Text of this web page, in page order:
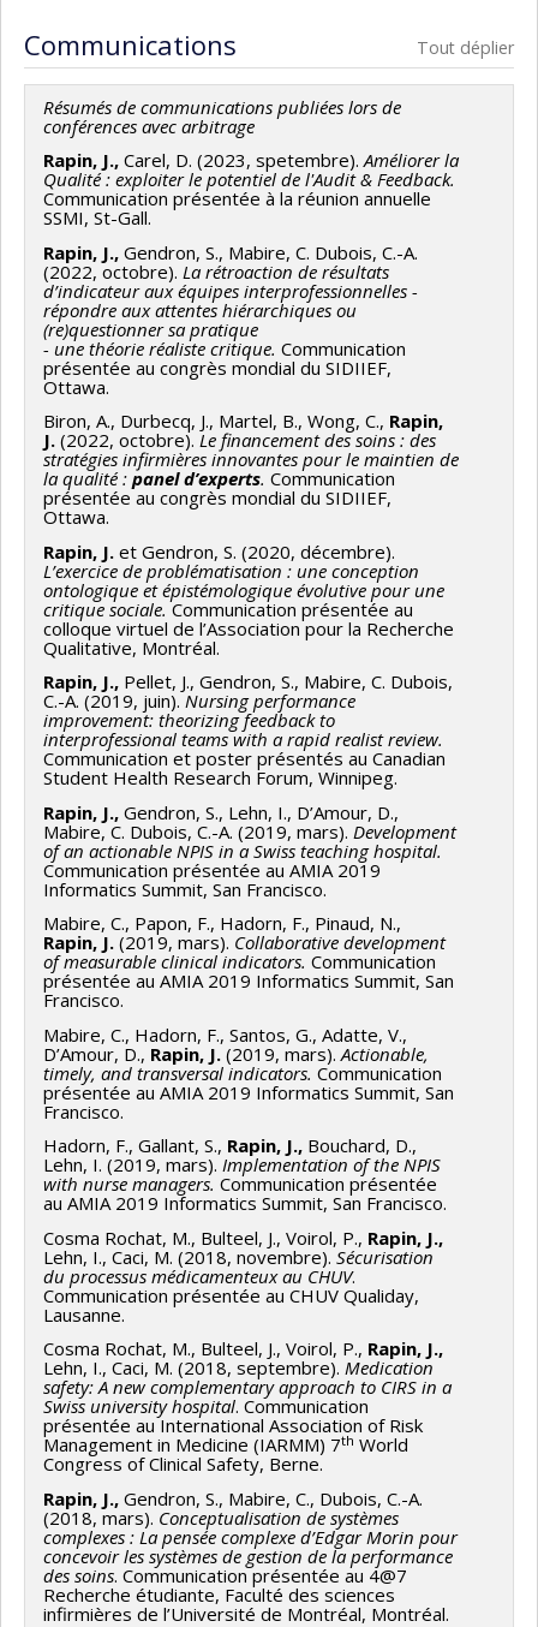
Infirmiers historique et enjeux
une perspective réaliste critique.Colloque du DESS,
Unisanté Lausanne.
Rapin, J.
(2020, novembre).Des Systèmes de Gestion de
la Performance des Soins Infirmiers (SGPSI) pour
améliorer la qualité des soins infirmiers et la sécurité des
patients. Cours SOI 6900, Université de Montréal.
Rapin, J.(2020, novembre).Le réalisme critique.
SOI 7000, Université de Montréal.
Rapin, J.(2020, octobre).Les revues réalistes.
SOI 7003, Université de Montréal.
Rapin, J. (2020, juin). Développement et interprétation
des indicateurs de qualité des soins. IUFRS, Université
de Lausanne.
Rapin, J. (2019, novembre).Le réalisme critique.
SOI 7000, Université de Montréal.
Rapin, J.(2018, novembre).Des Systèmes de Gestion de
la Performance des Soins Infirmiers (SGPSI) pour
améliorer la qualité des soins infirmiers et la sécurité des
patients. Cours SOI 6900, Université de Montréal.
R
Communications Tout déplier
Résumés de communications publiées lors de
conférences avec arbitrage
Rapin, J., Carel, D. (2023, spetembre).Améliorer la
Qualité : exploiter le potentiel de l'Audit & Feedback.
Communication présentée à la réunion annuelle
SSMI, St-Gall.
Rapin, J., Gendron, S., Mabire, C. Dubois, C.-A.
(2022, octobre). La rétroaction de résultats
d’indicateur aux équipes interprofessionnelles -
répondre aux attentes hiérarchiques ou
(re)questionner sa pratique
- une théorie réaliste critique. Communication
présentée au congrès mondial du SIDIIEF,
Ottawa.
Biron, A., Durbecq, J., Martel, B., Wong, C., Rapin,
J. (2022, octobre). Le financement des soins : des
stratégies infirmières innovantes pour le maintien de
la qualité : panel d’experts. Communication
présentée au congrès mondial du SIDIIEF,
Ottawa.
Rapin, J. et Gendron, S. (2020, décembre).
L’exercice de problématisation : une conception
ontologique et épistémologique évolutive pour une
critique sociale.Communication présentée au
colloque virtuel de l’Association pour la Recherche
Qualitative, Montréal.
Rapin, J., Pellet, J., Gendron, S., Mabire, C. Dubois,
C.-A. (2019, juin). Nursing performance
improvement: theorizing feedback to
interprofessional teams with a rapid realist review.
Communication et poster présentés au Canadian
Student Health Research Forum, Winnipeg.
Rapin, J., Gendron, S., Lehn, I., D’Amour, D.,
Mabire, C. Dubois, C.-A. (2019, mars). Development
of an actionable NPIS in a Swiss teaching hospital.
Communication présentée au AMIA 2019
Informatics Summit, San Francisco.
Mabire, C., Papon, F., Hadorn, F., Pinaud, N.,
Rapin, J. (2019, mars). Collaborative development
of measurable clinical indicators. Communication
présentée au AMIA 2019 Informatics Summit, San
Francisco.
Mabire, C., Hadorn, F., Santos, G., Adatte, V.,
D’Amour, D., Rapin, J. (2019, mars). Actionable,
timely, and transversal indicators. Communication
présentée au AMIA 2019 Informatics Summit, San
Francisco.
Hadorn, F., Gallant, S., Rapin, J., Bouchard, D.,
Lehn, I. (2019, mars). Implementation of the NPIS
with nurse managers. Communication présentée
au AMIA 2019 Informatics Summit, San Francisco.
Cosma Rochat, M., Bulteel, J., Voirol, P., Rapin, J.,
Lehn, I., Caci, M. (2018, novembre). Sécurisation
du processus médicamenteux au CHUV.
Communication présentée au CHUV Qualiday,
Lausanne.
Cosma Rochat, M., Bulteel, J., Voirol, P., Rapin, J.,
Lehn, I., Caci, M. (2018, septembre). Medication
safety: A new complementary approach to CIRS in a
Swiss university hospital. Communication
présentée au International Association of Risk
Management in Medicine (IARMM) 7th World
Congress of Clinical Safety, Berne.
Rapin, J., Gendron, S., Mabire, C., Dubois, C.-A.
(2018, mars). Conceptualisation de systèmes
complexes : La pensée complexe d’Edgar Morin pour
concevoir les systèmes de gestion de la performance
des soins. Communication présentée au 4@7
Recherche étudiante, Faculté des sciences
infirmières de l’Université de Montréal, Montréal.